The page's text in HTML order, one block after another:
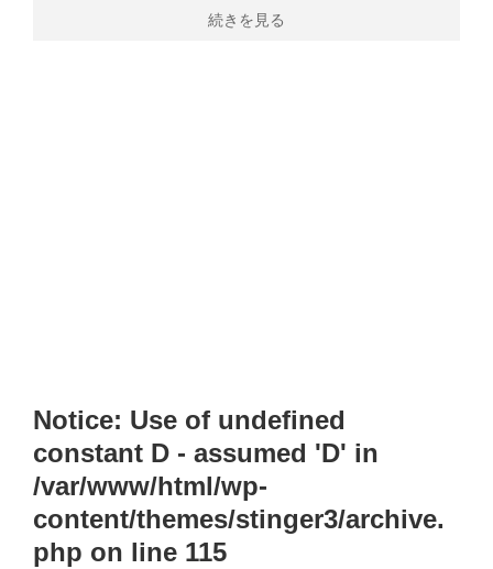
続きを見る
Notice: Use of undefined
constant D - assumed 'D' in
/var/www/html/wp-
content/themes/stinger3/archive.
php on line 115